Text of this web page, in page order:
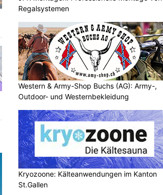
Regalsystemen
Western & Army-Shop Buchs (AG): Army-,
Outdoor- und Westernbekleidung
Kryozoone: Kälteanwendungen im Kanton
St.Gallen